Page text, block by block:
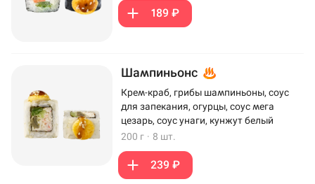
189 ₽
Шампиньонс
Крем-краб, грибы шампиньоны, соус
для запекания, огурцы, соус мега
цезарь, соус унаги, кунжут белый
200 г · 8 шт.
239 ₽